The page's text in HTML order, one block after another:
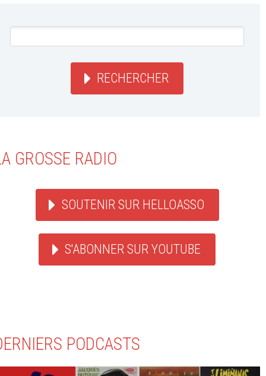
RECHERCHER
GROSSE RADIO
SOUTENIR SUR HELLOASSO
S'ABONNER SUR YOUTUBE
PODCASTS